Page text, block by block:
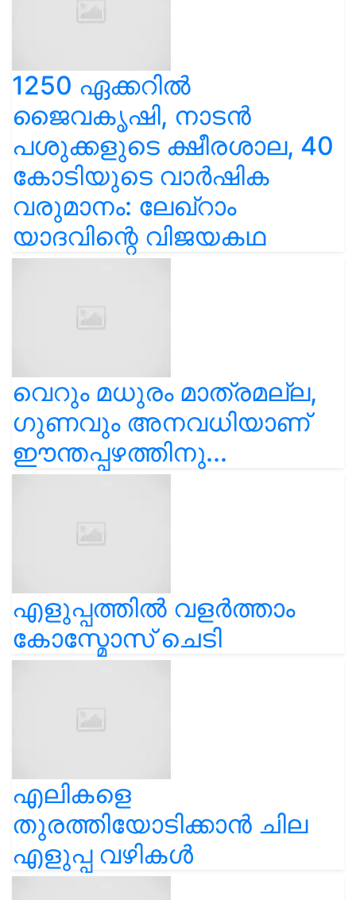
1250 ഏക്കറിൽ
ജൈവകൃഷി, നാടൻ
പശുക്കളുടെ ക്ഷീരശാല, 40
കോടിയുടെ വാർഷിക
വരുമാനം: ലേഖ്‌റാം
യാദവിന്റെ വിജയകഥ
വെറും മധുരം മാത്രമല്ല,
ഗുണവും അനവധിയാണ്
ഈന്തപ്പഴത്തിനു...
എളുപ്പത്തിൽ വളർത്താം
കോസ്മോസ് ചെടി
എലികളെ
തുരത്തിയോടിക്കാൻ ചില
എളുപ്പ വഴികൾ